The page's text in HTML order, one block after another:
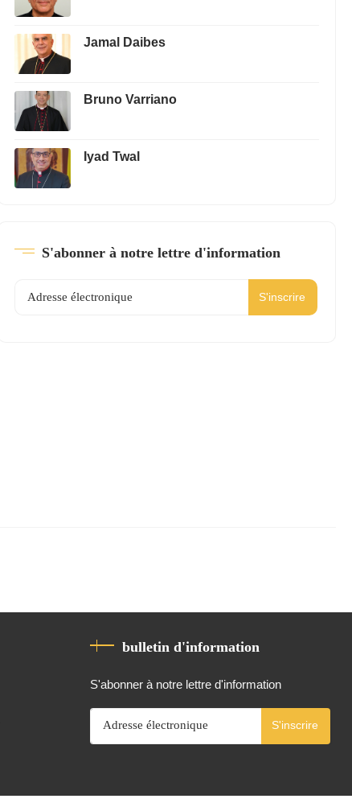
Jamal Daibes
Bruno Varriano
Iyad Twal
S'abonner à notre lettre d'information
S'inscrire
bulletin d'information
S'abonner à notre lettre d'information
S'inscrire